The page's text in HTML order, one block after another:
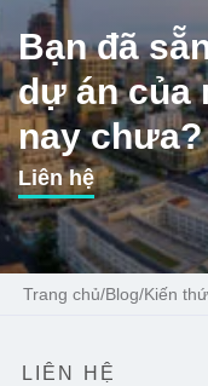
Bạn đã
dự án của
nay chưa?
Liên hệ
Trang chủ/Blog/Kiến
LIÊN HỆ